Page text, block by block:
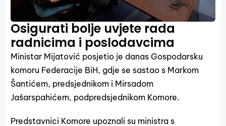
Osigurati bolje uvjete rada
radnicima i poslodavcima
Ministar Mijatović posjetio je danas Gospodarsku
komoru Federacije BiH, gdje se sastao s Markom
Šantićem, predsjednikom i Mirsadom
Jašarspahićem, podpredsjednikom Komore.
Predstavnici Komore upoznali su ministra s